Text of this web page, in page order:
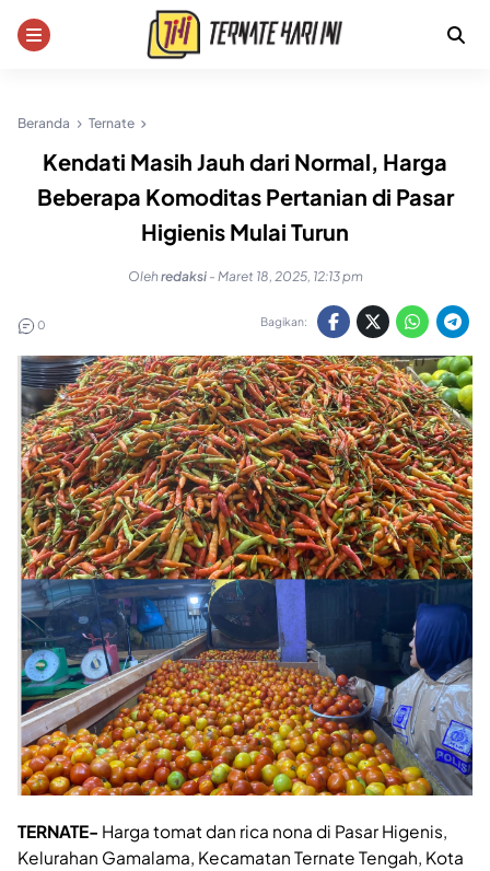
Beranda Ternate
Kendati Masih Jauh dari Normal, Harga
Beberapa Komoditas Pertanian di Pasar
Higienis Mulai Turun
Olehredaksi - Maret 18, 2025, 12:13 pm
0 Bagikan:
TERNATE- Harga tomat dan rica nona di Pasar Higenis,
Kelurahan Gamalama, Kecamatan Ternate Tengah, Kota